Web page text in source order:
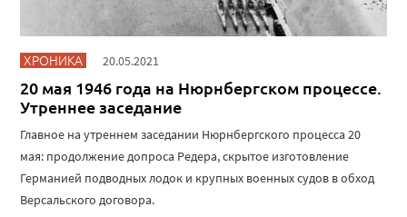
ХРОНИКА 20.05.2021
20 мая 1946 года на Нюрнбергском процессе.
Утреннее заседание
Главное на утреннем заседании Нюрнбергского процесса 20
мая: продолжение допроса Редера, скрытое изготовление
Германией подводных лодок и крупных военных судов в обход
Версальского договора.